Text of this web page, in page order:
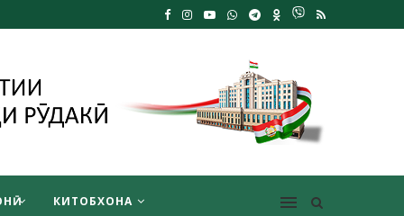
КИТОБХОНА